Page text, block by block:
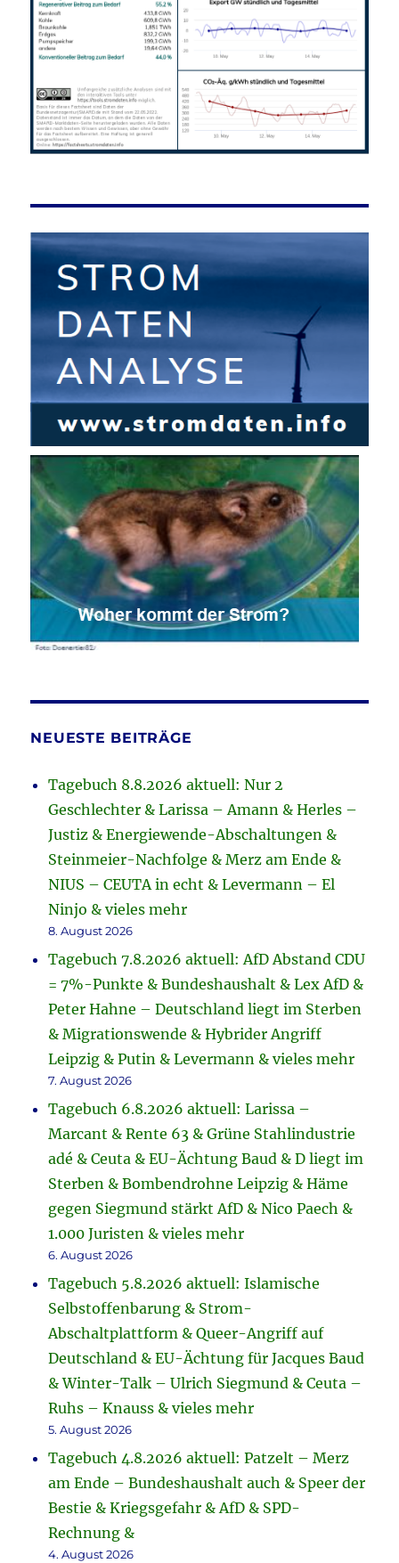
NEUESTE BEITRÄGE
Tagebuch 8.8.2026 aktuell: Nur 2
Geschlechter & Larissa – Amann & Herles –
Justiz & Energiewende-Abschaltungen &
Steinmeier-Nachfolge & Merz am Ende &
NIUS – CEUTA in echt & Levermann – El
Ninjo & vieles mehr
8. August 2026
Tagebuch 7.8.2026 aktuell: AfD Abstand CDU
= 7%-Punkte & Bundeshaushalt & Lex AfD &
Peter Hahne – Deutschland liegt im Sterben
& Migrationswende & Hybrider Angriff
Leipzig & Putin & Levermann & vieles mehr
7. August 2026
Tagebuch 6.8.2026 aktuell: Larissa –
Marcant & Rente 63 & Grüne Stahlindustrie
adé & Ceuta & EU-Ächtung Baud & D liegt im
Sterben & Bombendrohne Leipzig & Häme
gegen Siegmund stärkt AfD & Nico Paech &
1.000 Juristen & vieles mehr
6. August 2026
Tagebuch 5.8.2026 aktuell: Islamische
Selbstoffenbarung & Strom-
Abschaltplattform & Queer-Angriff auf
Deutschland & EU-Ächtung für Jacques Baud
& Winter-Talk – Ulrich Siegmund & Ceuta –
Ruhs – Knauss & vieles mehr
5. August 2026
Tagebuch 4.8.2026 aktuell: Patzelt – Merz
am Ende – Bundeshaushalt auch & Speer der
Bestie & Kriegsgefahr & AfD & SPD-
Rechnung &
4. August 2026